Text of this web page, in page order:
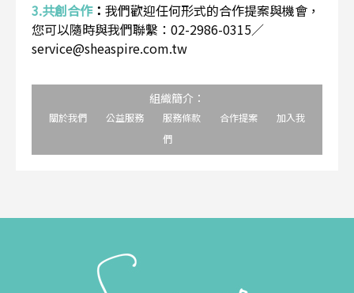
3.共創合作： 我們歡迎任何形式的合作提案與機會，
您可以隨時與我們聯繫：02-2986-0315／
service@sheaspire.com.tw
組織簡介：
關於我們 公益服務 服務條款 合作提案
加入我
們